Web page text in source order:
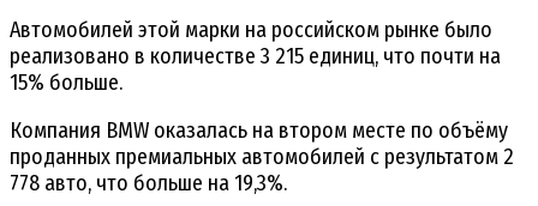
Автомобилей этой марки на российском рынке было
реализовано в количестве 3 215 единиц, что почти на
15% больше.
Компания BMW оказалась на втором месте по объёму
проданных премиальных автомобилей с результатом 2
778 авто, что больше на 19,3%.